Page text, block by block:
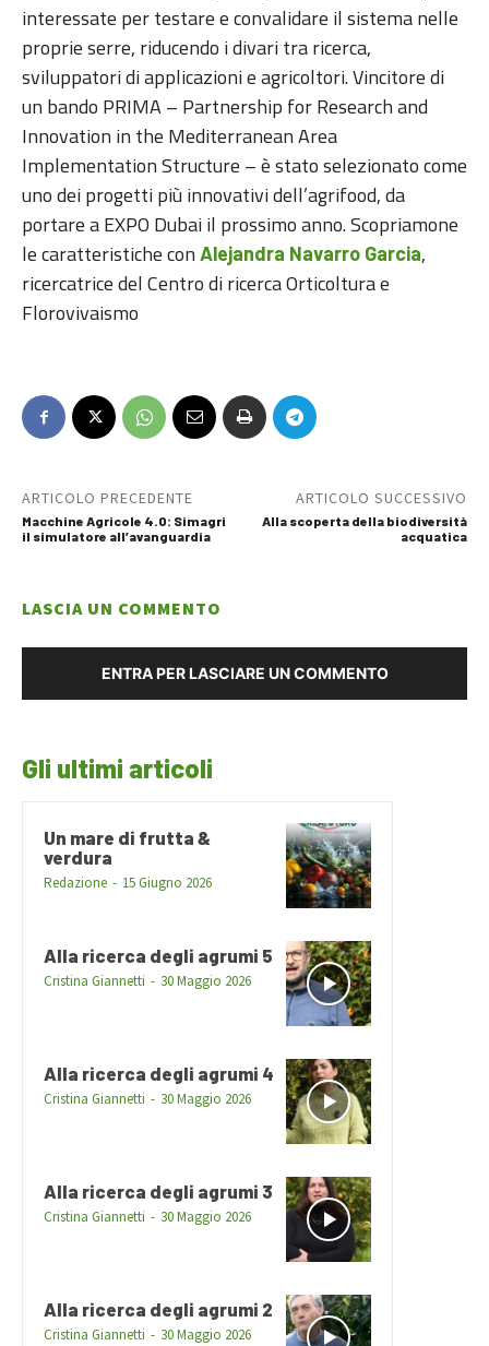
interessate per testare e convalidare il sistema nelle
proprie serre, riducendo i divari tra ricerca,
sviluppatori di applicazioni e agricoltori. Vincitore di
un bando PRIMA – Partnership for Research and
Innovation in the Mediterranean Area
Implementation Structure – è stato selezionato come
uno dei progetti più innovativi dell’agrifood, da
portare a EXPO Dubai il prossimo anno. Scopriamone
le caratteristiche con Alejandra Navarro Garcia,
ricercatrice del Centro di ricerca Orticoltura e
Florovivaismo
ARTICOLO PRECEDENTE
Macchine Agricole 4.0: Simagri
il simulatore all’avanguardia
ARTICOLO SUCCESSIVO
Alla scoperta della biodiversità
acquatica
LASCIA UN COMMENTO
ENTRA PER LASCIARE UN COMMENTO
Gli ultimi articoli
Un mare di frutta &
verdura
Redazione - 15 Giugno 2026
Alla ricerca degli agrumi 5
Cristina Giannetti - 30 Maggio 2026
Alla ricerca degli agrumi 4
Cristina Giannetti - 30 Maggio 2026
Alla ricerca degli agrumi 3
Cristina Giannetti - 30 Maggio 2026
Alla ricerca degli agrumi 2
Cristina Giannetti - 30 Maggio 2026